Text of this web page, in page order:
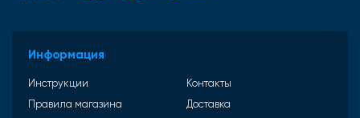
Информация
Инструкции
Контакты
Правила магазина
Доставка